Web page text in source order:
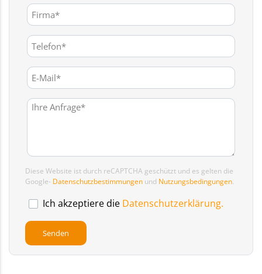
Diese Website ist durch reCAPTCHA geschützt und es gelten die
Google- Datenschutzbestimmungen und Nutzungsbedingungen.
Ich akzeptiere die Datenschutzerklärung.